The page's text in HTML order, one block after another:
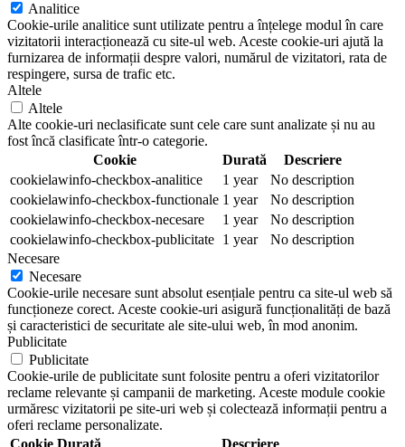
Analitice
Cookie-urile analitice sunt utilizate pentru a înțelege modul în care
vizitatorii interacționează cu site-ul web. Aceste cookie-uri ajută la
furnizarea de informații despre valori, numărul de vizitatori, rata de
respingere, sursa de trafic etc.
Altele
Altele
Alte cookie-uri neclasificate sunt cele care sunt analizate și nu au
fost încă clasificate într-o categorie.
Cookie
Durată
Descriere
cookielawinfo-checkbox-analitice
1 year
No description
cookielawinfo-checkbox-functionale 1 year
No description
cookielawinfo-checkbox-necesare
1 year
No description
cookielawinfo-checkbox-publicitate 1 year
No description
Necesare
Necesare
Cookie-urile necesare sunt absolut esențiale pentru ca site-ul web să
funcționeze corect. Aceste cookie-uri asigură funcționalități de bază
și caracteristici de securitate ale site-ului web, în mod anonim.
Publicitate
Publicitate
Cookie-urile de publicitate sunt folosite pentru a oferi vizitatorilor
reclame relevante și campanii de marketing. Aceste module cookie
urmăresc vizitatorii pe site-uri web și colectează informații pentru a
oferi reclame personalizate.